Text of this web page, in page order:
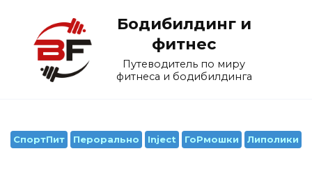
содержанию
Бодибилдинг и
фитнес
Путеводитель по миру
фитнеса и бодибилдинга
СпортПит Перорально Inject ГоРмошки Липолики